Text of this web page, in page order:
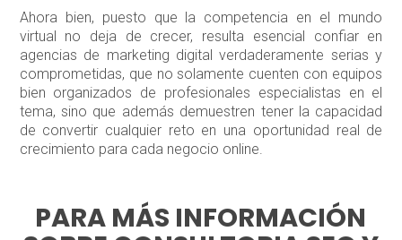
Ahora bien, puesto que la competencia en el mundo
virtual no deja de crecer, resulta esencial confiar en
agencias de marketing digital verdaderamente serias y
comprometidas, que no solamente cuenten con equipos
bien organizados de profesionales especialistas en el
tema, sino que además demuestren tener la capacidad
de convertir cualquier reto en una oportunidad real de
crecimiento para cada negocio online.
PARA MÁS INFORMACIÓN